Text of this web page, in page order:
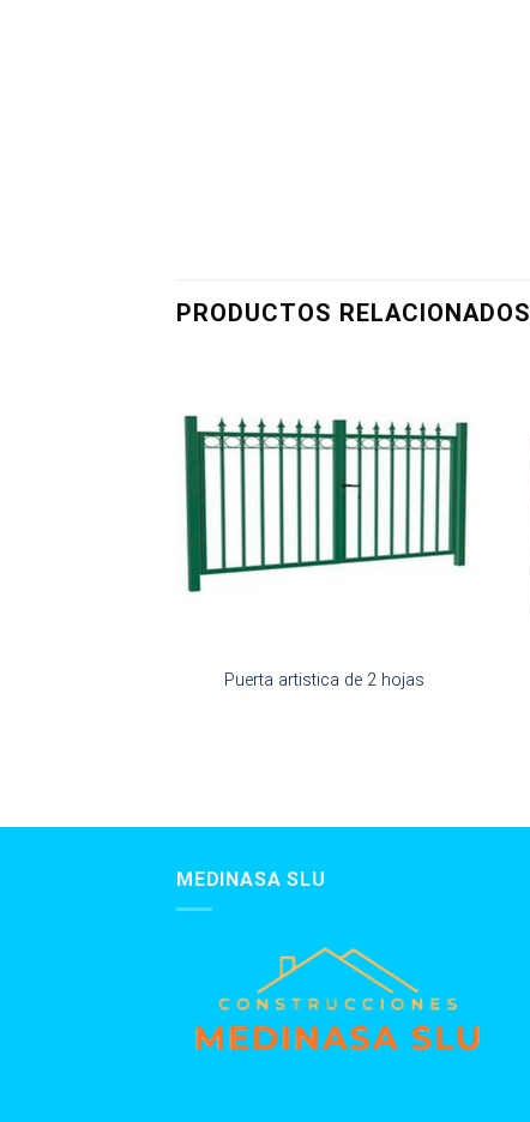
PRODUCTOS RELACIONADOS
Puerta artistica de 2 hojas
MEDINASA SLU